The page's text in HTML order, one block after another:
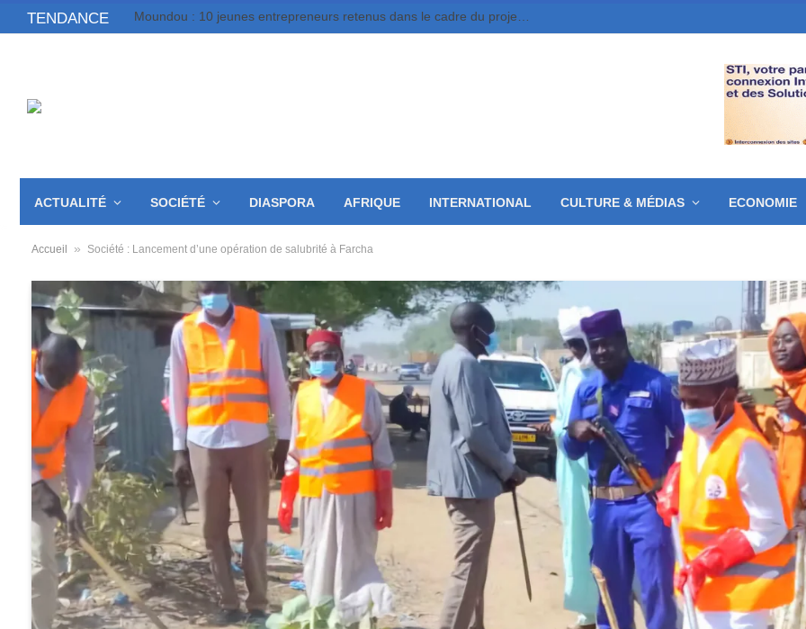
TENDANCE Moundou : 10 jeunes entrepreneurs retenus dans le cadre du projet MounDix
ACTUALITÉ SOCIÉTÉ DIASPORA AFRIQUE INTERNATIONAL CULTURE & MÉDIAS ECONOMIE
Accueil » Société : Lancement d’une opération de salubrité à Farcha